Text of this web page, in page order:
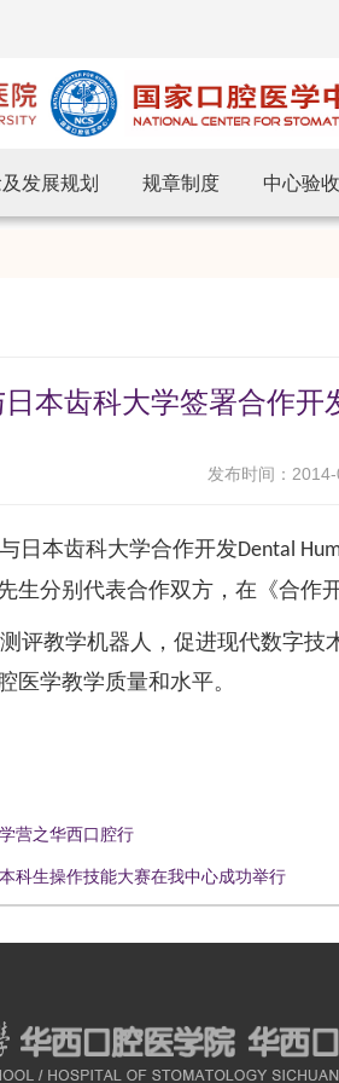
发展规划 规章制度 中心验
本齿科大学签署合作开
发布时间：2014-
日本齿科大学合作开发Dental
生分别代表合作双方，在《合作
评教学机器人，促进现代数字
医学教学质量和水平。
营之华西口腔行
科生操作技能大赛在我中心成功举行